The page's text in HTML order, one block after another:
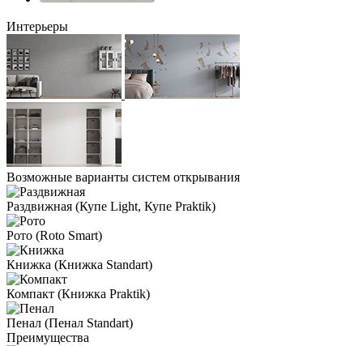
Интерьеры
Возможные варианты систем открывания
Раздвижная (Купе Light, Купе Praktik)
Рото (Roto Smart)
Книжка (Книжка Standart)
Компакт (Книжка Praktik)
Пенал (Пенал Standart)
Преимущества